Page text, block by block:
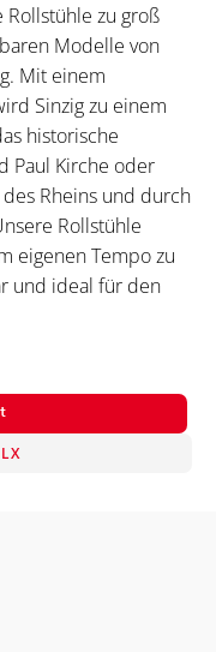
Rollstühle zu groß
Modelle von
Mit einem
Sinzig zu einem
historische
Paul Kirche oder
Rheins und durch
Rollstühle
eigenen Tempo zu
und ideal für den